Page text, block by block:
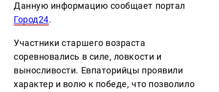
Данную информацию сообщает портал
Город24.
Участники старшего возраста
соревновались в силе, ловкости и
выносливости. Евпаторийцы проявили
характер и волю к победе, что позволило